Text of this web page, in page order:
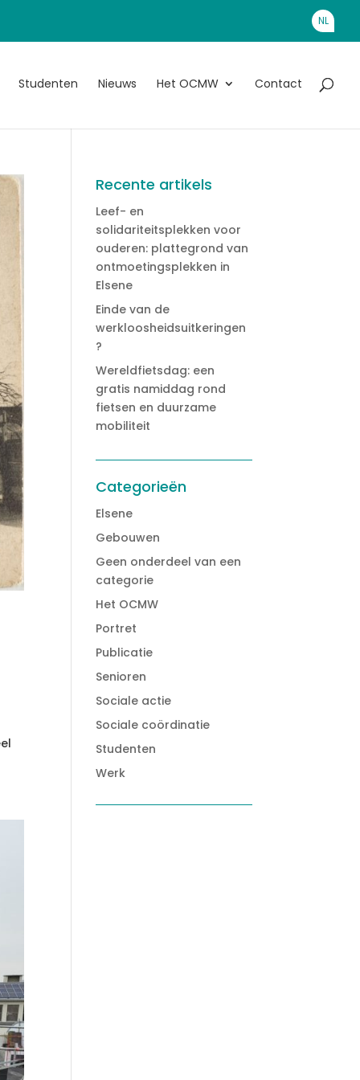
NL
Studenten Nieuws Het OCMW Contact
Recente artikels
Leef- en
solidariteitsplekken voor
ouderen: plattegrond van
ontmoetingsplekken in
Elsene
Einde van de
werkloosheidsuitkeringen
?
Wereldfietsdag: een
gratis namiddag rond
fietsen en duurzame
mobiliteit
Categorieën
Elsene
Gebouwen
Geen onderdeel van een
categorie
Het OCMW
Portret
Publicatie
Senioren
Sociale actie
Sociale coördinatie
Studenten
Werk